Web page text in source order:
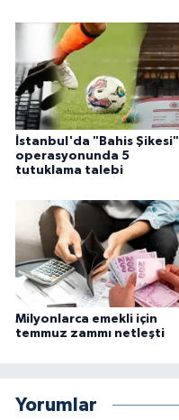
İstanbul'da "Bahis Şikesi"
operasyonunda 5
tutuklama talebi
Milyonlarca emekli için
temmuz zammı netleşti
Yorumlar